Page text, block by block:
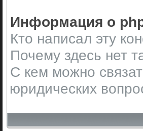
Информация о
Кто написал эту
Почему здесь нет
С кем можно
юридических